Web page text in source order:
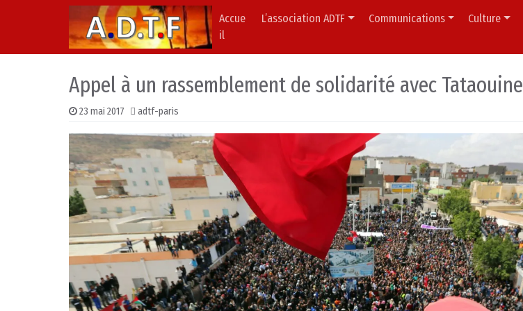
Skip to content
Main Navigation
Accue
il
L’association ADTF Communications Culture
Appel à un rassemblement de solidarité avec Tataouine
23 mai 2017 adtf-paris